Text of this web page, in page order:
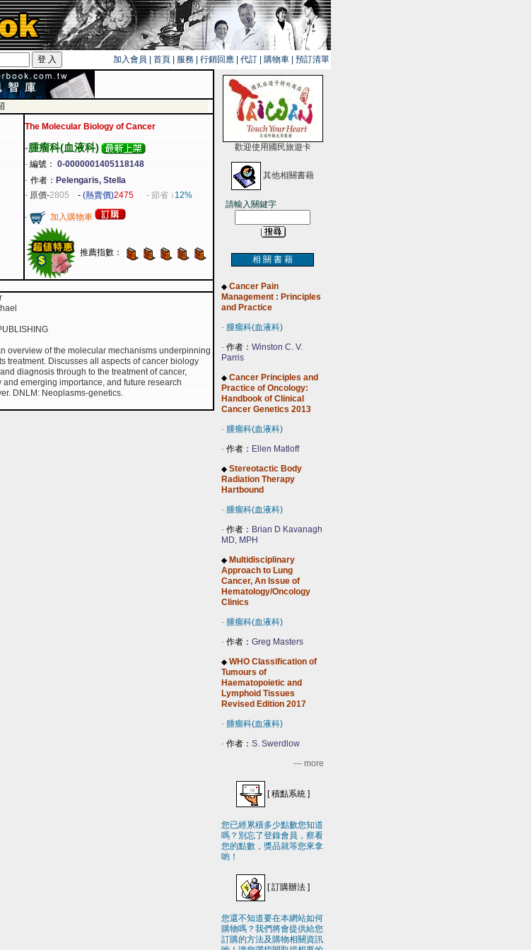
加入會員 首頁 服務 行銷回應 代訂 購物車 預訂清單
The Molecular Biology of Cancer
-腫瘤科(血液科)
- 編號： 0-0000001405118148
- 作者： Pelengaris, Stella
- 原價-2805 - (熱賣價)2475 - 節省 ↓12%
- 加入購物車
推薦指數：
overview of the molecular mechanisms underpinning
treatment. Discusses all aspects of cancer biology
diagnosis through to the treatment of cancer,
emerging importance, and future research
DNLM: Neoplasms-genetics.
歡迎使用國民旅遊卡
其他相關書藉
請輸入關鍵字
相 關 書 藉
◆ Cancer Pain
Management : Principles
and Practice
- 腫瘤科(血液科)
- 作者： Winston C. V.
Parris
◆ Cancer Principles and
Practice of Oncology:
Handbook of Clinical
Cancer Genetics 2013
- 腫瘤科(血液科)
- 作者： Ellen Matloff
◆ Stereotactic Body
Radiation Therapy
Hartbound
- 腫瘤科(血液科)
- 作者： Brian D Kavanagh
MD, MPH
◆ Multidisciplinary
Approach to Lung
Cancer, An Issue of
Hematology/Oncology
Clinics
- 腫瘤科(血液科)
- 作者： Greg Masters
◆ WHO Classification of
Tumours of
Haematopoietic and
Lymphoid Tissues
Revised Edition 2017
- 腫瘤科(血液科)
- 作者： S. Swerdlow
--- more
[積點系統 ]
您已經累積多少點數您知道
嗎？別忘了登錄會員，察看
您的點數，獎品就等您來拿
喲！
[訂購辦法]
您還不知道要在本網站如何
購物嗎？我們將會提供給您
訂購的方法及購物相關資訊